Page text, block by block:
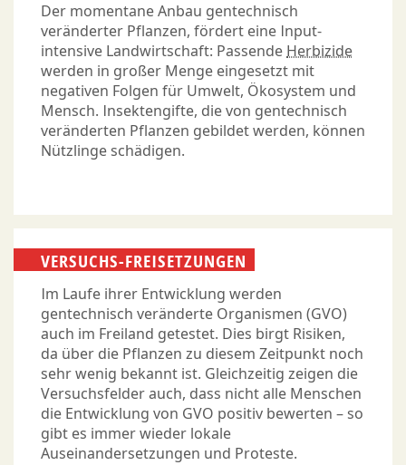
Der momentane Anbau gentechnisch
veränderter Pflanzen, fördert eine Input-
intensive Landwirtschaft: Passende Herbizide
werden in großer Menge eingesetzt mit
negativen Folgen für Umwelt, Ökosystem und
Mensch. Insektengifte, die von gentechnisch
veränderten Pflanzen gebildet werden, können
Nützlinge schädigen.
VERSUCHS-FREISETZUNGEN
Im Laufe ihrer Entwicklung werden
gentechnisch veränderte Organismen (GVO)
auch im Freiland getestet. Dies birgt Risiken,
da über die Pflanzen zu diesem Zeitpunkt noch
sehr wenig bekannt ist. Gleichzeitig zeigen die
Versuchsfelder auch, dass nicht alle Menschen
die Entwicklung von GVO positiv bewerten – so
gibt es immer wieder lokale
Auseinandersetzungen und Proteste.